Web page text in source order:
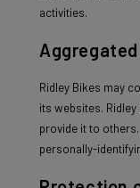
activities.
Ridley Bikes may
its websites.
provide it to
personally-